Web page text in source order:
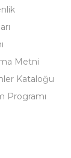
Metni
Kataloğu
Programı